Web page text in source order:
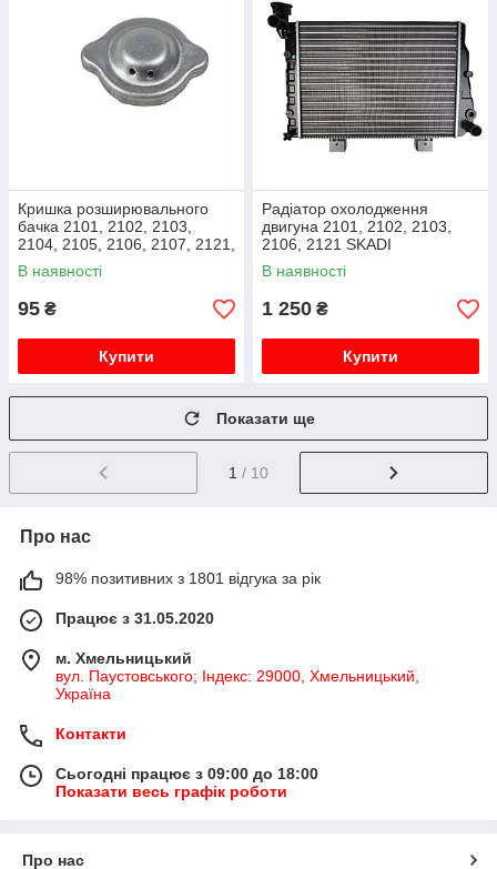
Кришка розширювального
бачка 2101, 2102, 2103,
2104, 2105, 2106, 2107, 2121,
ГАЗ 24 метал LSA
В наявності
95 ₴
Купити
Радіатор охолодження
двигуна 2101, 2102, 2103,
2106, 2121 SKADI
В наявності
1 250 ₴
Купити
Показати ще
1 / 10
Про нас
98% позитивних з 1801 відгука за рік
Працює з 31.05.2020
м. Хмельницький
вул. Паустовського; Індекс: 29000, Хмельницький,
Україна
Контакти
Сьогодні працює з 09:00 до 18:00
Показати весь графік роботи
Про нас